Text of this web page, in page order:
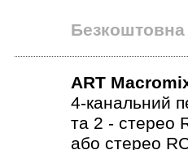
Безкоштовна
ART
4-канальний
та 2 - стерео
або стерео